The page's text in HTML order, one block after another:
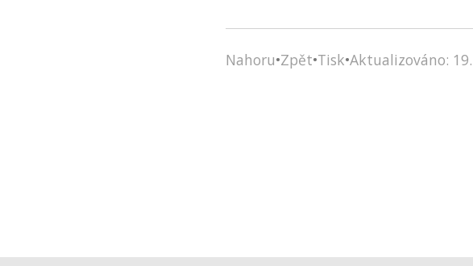
Nahoru•Zpět•Tisk•Aktualizováno: